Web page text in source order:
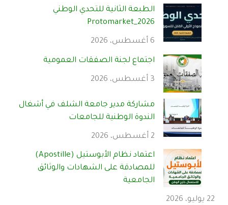
الطبعة الثانية للتحدي الوطني
Protomarket_2026
6 أغسطس، 2026
اجتماع لجنة الصفقات العمومية
3 أغسطس، 2026
مشاركة مدير جامعة الشلف في أشغال
الندوة الوطنية للجامعات
2 أغسطس، 2026
اعتماد نظام الأبوستيل (Apostille)
للمصادقة على الشهادات والوثائق
الجامعية
22 يوليو، 2026